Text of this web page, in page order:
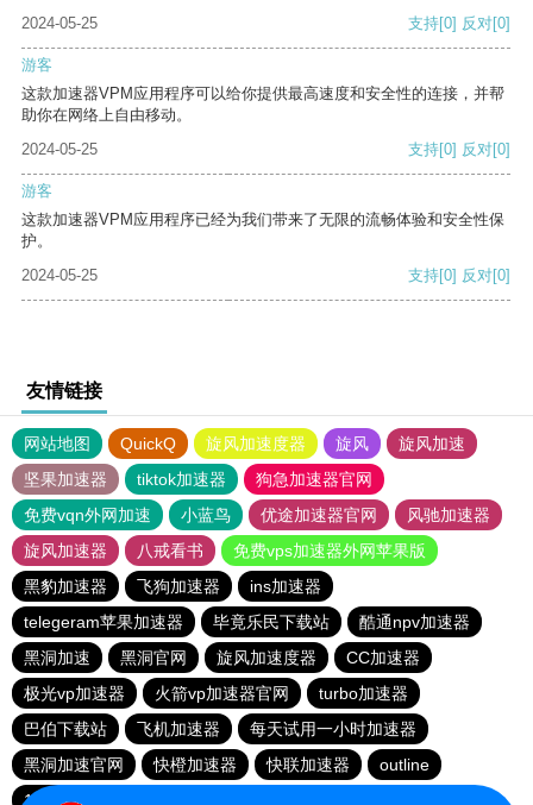
2024-05-25 支持[0] 反对[0]
游客
这款加速器VPM应用程序可以给你提供最高速度和安全性的连接，并帮
助你在网络上自由移动。
2024-05-25
支持[0] 反对[0]
游客
这款加速器VPM应用程序已经为我们带来了无限的流畅体验和安全性保
护。
2024-05-25
支持[0] 反对[0]
友情链接
网站地图 QuickQ 旋风加速度器 旋风
旋风加速
坚果加速器
tiktok加速器
狗急加速器官网
免费vqn外网加速
小蓝鸟 优途加速器官网
风驰加速器
旋风加速器
八戒看书
免费vps加速器外网苹果版
黑豹加速器
飞狗加速器
ins加速器
telegeram苹果加速器
毕竟乐民下载站
酷通npv加速器
黑洞加速
黑洞官网 旋风加速度器
CC加速器
极光vp加速器
火箭vp加速器官网
turbo加速器
巴伯下载站
飞机加速器
每天试用一小时加速器
黑洞加速官网
快橙加速器 快联加速器
outline
186下载站